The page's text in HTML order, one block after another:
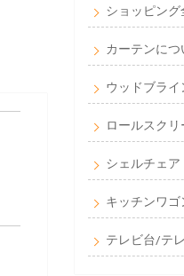
ショッピング
カーテンにつ
ウッドブライ
ロールスクリ
シェルチェア
キッチンワゴ
テレビ台/テ